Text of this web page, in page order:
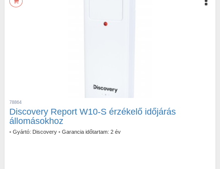
78864
Discovery Report W10-S érzékelő időjárás
állomásokhoz
• Gyártó: Discovery • Garancia időtartam: 2 év